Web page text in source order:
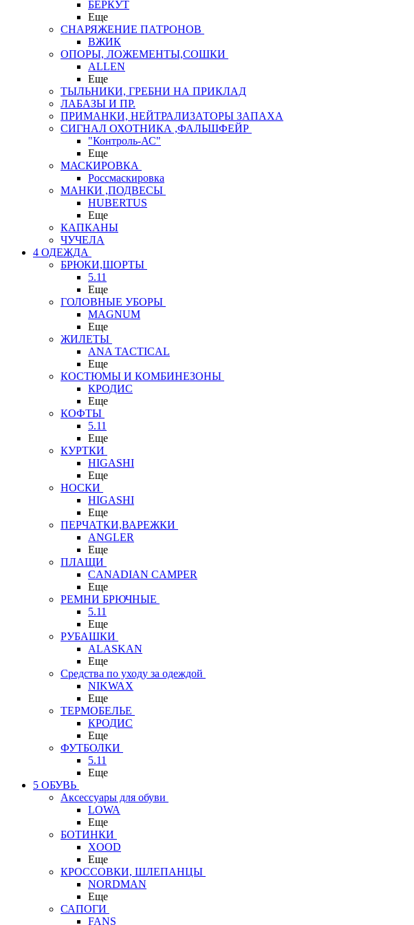
БЕРКУТ
Еще
СНАРЯЖЕНИЕ ПАТРОНОВ
ВЖИК
ОПОРЫ, ЛОЖЕМЕНТЫ,СОШКИ
ALLEN
Еще
ТЫЛЬНИКИ, ГРЕБНИ НА ПРИКЛАД
ЛАБАЗЫ И ПР.
ПРИМАНКИ, НЕЙТРАЛИЗАТОРЫ ЗАПАХА
СИГНАЛ ОХОТНИКА ,ФАЛЬШФЕЙР
"Контроль-АС"
Еще
МАСКИРОВКА
Россмаскировка
МАНКИ ,ПОДВЕСЫ
HUBERTUS
Еще
КАПКАНЫ
ЧУЧЕЛА
4 ОДЕЖДА
БРЮКИ,ШОРТЫ
5.11
Еще
ГОЛОВНЫЕ УБОРЫ
MAGNUM
Еще
ЖИЛЕТЫ
ANA TACTICAL
Еще
КОСТЮМЫ И КОМБИНЕЗОНЫ
КРОДИС
Еще
КОФТЫ
5.11
Еще
КУРТКИ
HIGASHI
Еще
НОСКИ
HIGASHI
Еще
ПЕРЧАТКИ,ВАРЕЖКИ
ANGLER
Еще
ПЛАЩИ
CANADIAN CAMPER
Еще
РЕМНИ БРЮЧНЫЕ
5.11
Еще
РУБАШКИ
ALASKAN
Еще
Средства по уходу за одеждой
NIKWAX
Еще
ТЕРМОБЕЛЬЕ
КРОДИС
Еще
ФУТБОЛКИ
5.11
Еще
5 ОБУВЬ
Аксессуары для обуви
LOWA
Еще
БОТИНКИ
XOOD
Еще
КРОССОВКИ, ШЛЕПАНЦЫ
NORDMAN
Еще
САПОГИ
FANS